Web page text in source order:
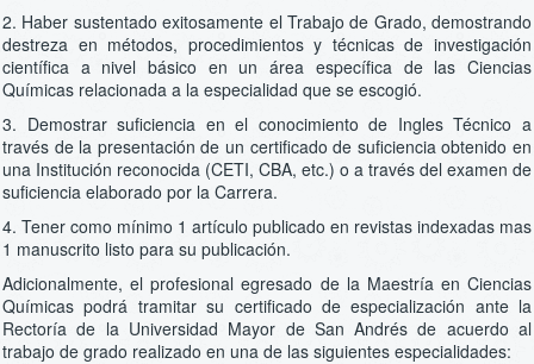
2. Haber sustentado exitosamente el Trabajo de Grado, demostrando
destreza en métodos, procedimientos y técnicas de investigación
científica a nivel básico en un área específica de las Ciencias
Químicas relacionada a la especialidad que se escogió.
3. Demostrar suficiencia en el conocimiento de Ingles Técnico a
través de la presentación de un certificado de suficiencia obtenido en
una Institución reconocida (CETI, CBA, etc.) o a través del examen de
suficiencia elaborado por la Carrera.
4. Tener como mínimo 1 artículo publicado en revistas indexadas mas
1 manuscrito listo para su publicación.
Adicionalmente, el profesional egresado de la Maestría en Ciencias
Químicas podrá tramitar su certificado de especialización ante la
Rectoría de la Universidad Mayor de San Andrés de acuerdo al
trabajo de grado realizado en una de las siguientes especialidades: